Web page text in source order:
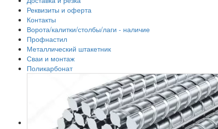
Реквизиты и оферта
Контакты
Ворота/калитки/столбы/лаги - наличие
Профнастил
Металлический штакетник
Сваи и монтаж
Поликарбонат